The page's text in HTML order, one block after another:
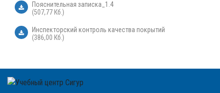
Пояснительная записка_1.4
(507,77 Кб.)
Инспекторский контроль качества покрытий
(386,00 Кб.)